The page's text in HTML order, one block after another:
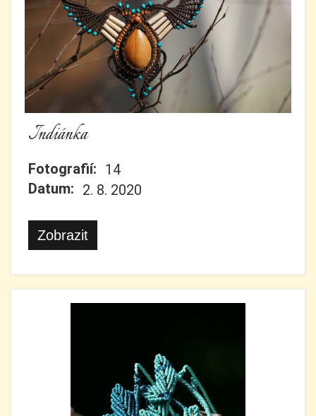
Indiánka
Fotografií: 14
Datum: 2. 8. 2020
Zobrazit